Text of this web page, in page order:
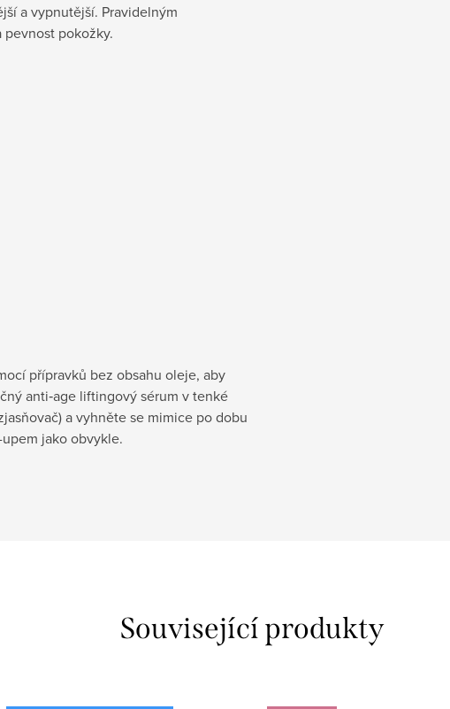
a vypnutější. Pravidelným
pokožky.
přípravků bez obsahu oleje, aby
anti‑age liftingový sérum v tenké
a vyhněte se mimice po dobu
jako obvykle.
Související produkty